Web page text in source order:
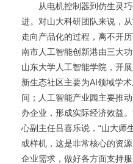
从电机控制器到仿生灵巧
进。对山大科研团队来说，从
走向产品化的过程，离不开
南市人工智能创新港由三大
山东大学人工智能学院，开
新生态社区主要为AI领域学
间；人工智能产业园主要推
办企业，形成实际经济效益
心副主任吕喜乐说，“山大师
或样机，这是非常核心的资
企业需求，做好各方面支持